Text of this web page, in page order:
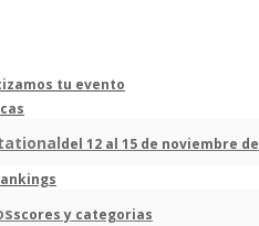
tu evento
del 12 al 15 de noviembre
scores y categorias